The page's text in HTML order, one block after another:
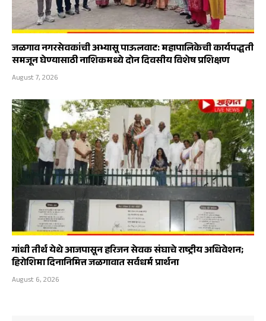
जळगाव नगरसेवकांची अभ्यासू पाऊलवाट: महापालिकेची कार्यपद्धती
समजून घेण्यासाठी नाशिकमध्ये दोन दिवसीय विशेष प्रशिक्षण
August 7, 2026
गांधी तीर्थ येथे आजपासून हरिजन सेवक संघाचे राष्ट्रीय अधिवेशन;
हिरोशिमा दिनानिमित्त जळगावात सर्वधर्म प्रार्थना
August 6, 2026